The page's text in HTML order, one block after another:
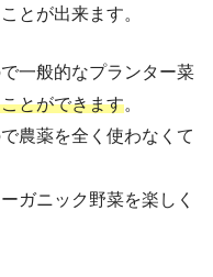
とが出来ます。
一般的なプランター菜
とができます。
農薬を全く使わなくて
ガニック野菜を楽しく